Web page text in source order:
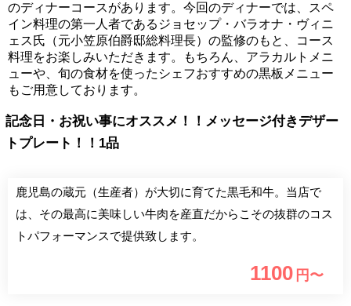
のディナーコースがあります。今回のディナーでは、スペ
イン料理の第一人者であるジョセップ・バラオナ・ヴィニ
ェス氏（元小笠原伯爵邸総料理長）の監修のもと、コース
料理をお楽しみいただきます。もちろん、アラカルトメニ
ューや、旬の食材を使ったシェフおすすめの黒板メニュー
もご用意しております。
記念日・お祝い事にオススメ！！メッセージ付きデザー
トプレート！！1品
鹿児島の蔵元（生産者）が大切に育てた黒毛和牛。当店で
は、その最高に美味しい牛肉を産直だからこその抜群のコス
トパフォーマンスで提供致します。
1100 円〜